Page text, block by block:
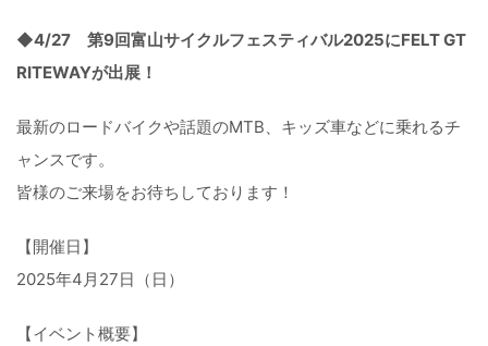
◆4/27 第9回富山サイクルフェスティバル2025にFELT GT
RITEWAYが出展！
最新のロードバイクや話題のMTB、 キッズ車などに乗れるチ
ャンスです。
皆様のご来場をお待ちしております！
【開催日】
2025年4月27日（日）
【イベント概要】